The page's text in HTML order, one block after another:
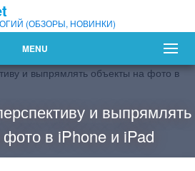
(ОБЗОРЫ, НОВИНКИ)
MENU
и выпрямлять
в iPhone и iPad